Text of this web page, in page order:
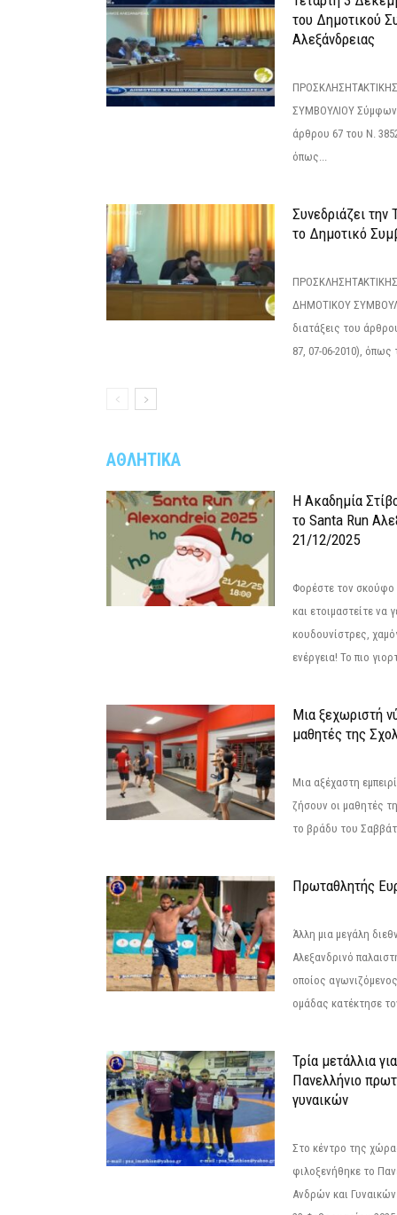
του Δημοτικού
Αλεξάνδρειας
ΣΥΜΒΟΥΛΙΟΥ
άρθρου 67 του Ν.
όπως...
Συνεδριάζει
το Δημοτικό
ΔΗΜΟΤΙΚΟΥ
διατάξεις του
87, 07-06-2010), όπως
ΑΘΛΗΤΙΚΑ
Η Ακαδημία
το Santa Run
21/12/2025
Φορέστε τον σκούφο
και ετοιμαστείτε να
κουδουνίστρες,
ενέργεια! Το πιο
Μια ξεχωριστή
μαθητές της
Μια αξέχαστη
ζήσουν οι μαθητές
το βράδυ του
Πρωταθλητής
Άλλη μια μεγάλη
Αλεξανδρινό
οποίος
ομάδας κατέκτησε
Τρία μετάλλια
Πανελλήνιο
γυναικών
Στο κέντρο της
φιλοξενήθηκε το
Ανδρών και